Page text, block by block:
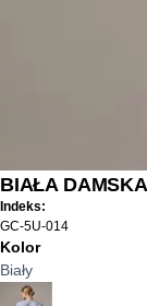
BIAŁA
Indeks:
GC-5U-014
Kolor
Biały